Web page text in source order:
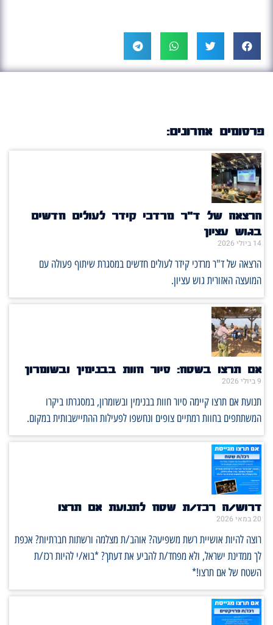
פרסומים אחרונים:
הרצאה של ד"ר מרדכי קידר לעולים חדשים
בגוש עציון
14 ביולי 2026
הרצאה של ד"ר מרדכי קידר לעולים חדשים במסגרת שיתוף פעולה עם
המועצה האזורית גוש עציון.
אם תרצו בשטח: סיור חוות בבנימין ובשומרון
9 ביולי 2026
תנועת אם תרצו קיימה סיור חוות בבנימין ובשומרון, במסגרתו ביקרו
המשתתפים בחוות רמתיים צופים ונחשפו לפעילות ההתיישבותית במקום.
דרוש/ה רכז/ת שטח לתנועת אם תרצו
20 במאי 2026
רוצה להיות אושיית רשת משפיעה? אוהב/ת מצלמה ורשתות חברתיות? אכפת
לך ממדינת ישראל, ולא מפחד/ת להביע את דעתך? *בוא/י להיות רכז/ת
השטח של אם תרצו!*